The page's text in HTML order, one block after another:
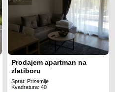
Prodajem apartman na
zlatiboru
Sprat: Prizemlje
Kvadratura: 40